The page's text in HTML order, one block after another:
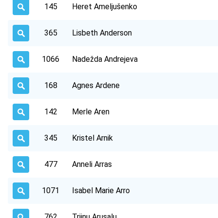
145 Heret Ameljušenko
365 Lisbeth Anderson
1066 Nadežda Andrejeva
168 Agnes Ardene
142 Merle Aren
345 Kristel Arnik
477 Anneli Arras
1071 Isabel Marie Arro